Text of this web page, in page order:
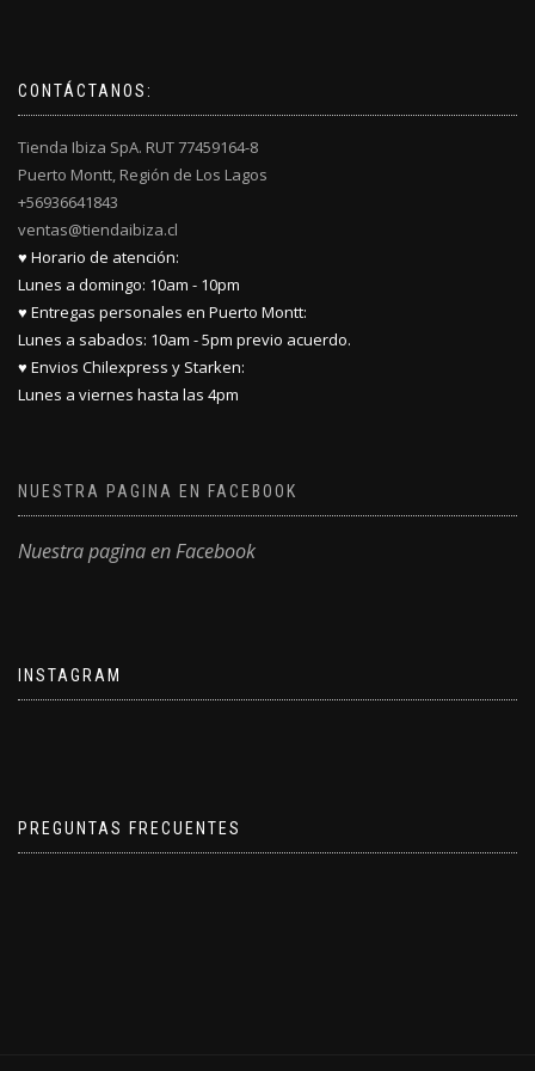
CONTÁCTANOS:
Tienda Ibiza SpA. RUT 77459164-8
Puerto Montt, Región de Los Lagos
+56936641843
ventas@tiendaibiza.cl
♥ Horario de atención:
Lunes a domingo: 10am - 10pm
♥ Entregas personales en Puerto Montt:
Lunes a sabados: 10am - 5pm previo acuerdo.
♥ Envios Chilexpress y Starken:
Lunes a viernes hasta las 4pm
NUESTRA PAGINA EN FACEBOOK
Nuestra pagina en Facebook
INSTAGRAM
PREGUNTAS FRECUENTES